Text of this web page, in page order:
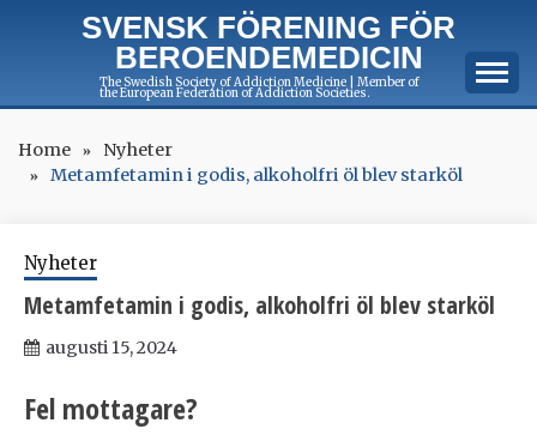
SVENSK FÖRENING FÖR
BEROENDEMEDICIN
The Swedish Society of Addiction Medicine | Member of
the European Federation of Addiction Societies.
Home
Nyheter
Metamfetamin i godis, alkoholfri öl blev starköl
Nyheter
Metamfetamin i godis, alkoholfri öl blev starköl
augusti 15, 2024
Fel mottagare?